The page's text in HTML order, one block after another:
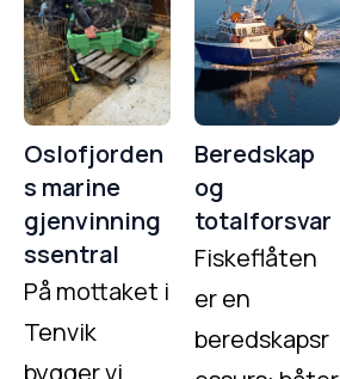
Oslofjorden
s marine
gjenvinning
ssentral
På mottaket i
Tenvik
bygger vi
Beredskap
og
totalforsvar
Fiskeflåten
er en
beredskapsr